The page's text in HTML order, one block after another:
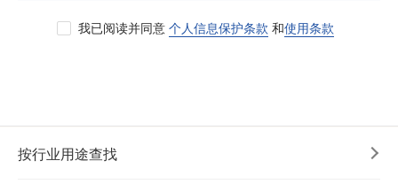
我已阅读并同意 个人信息保护条款 和使用条款
按行业用途查找